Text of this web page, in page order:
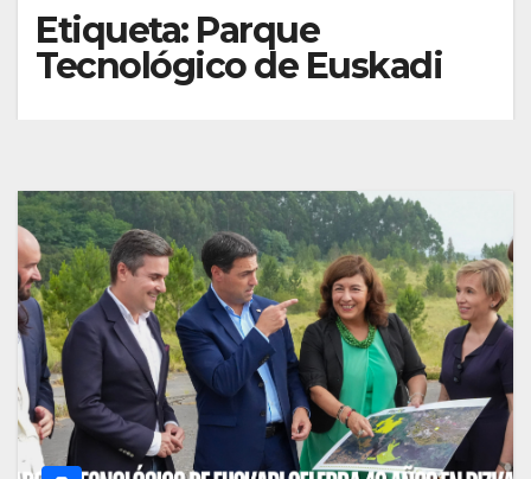
Etiqueta: Parque
Tecnológico de Euskadi